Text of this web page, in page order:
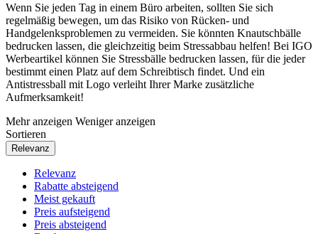
Wenn Sie jeden Tag in einem Büro arbeiten, sollten Sie sich
regelmäßig bewegen, um das Risiko von Rücken- und
Handgelenksproblemen zu vermeiden. Sie könnten Knautschbälle
bedrucken lassen, die gleichzeitig beim Stressabbau helfen! Bei IGO
Werbeartikel können Sie Stressbälle bedrucken lassen, für die jeder
bestimmt einen Platz auf dem Schreibtisch findet. Und ein
Antistressball mit Logo verleiht Ihrer Marke zusätzliche
Aufmerksamkeit!
Mehr anzeigen Weniger anzeigen
Sortieren
Relevanz
Relevanz
Rabatte absteigend
Meist gekauft
Preis aufsteigend
Preis absteigend